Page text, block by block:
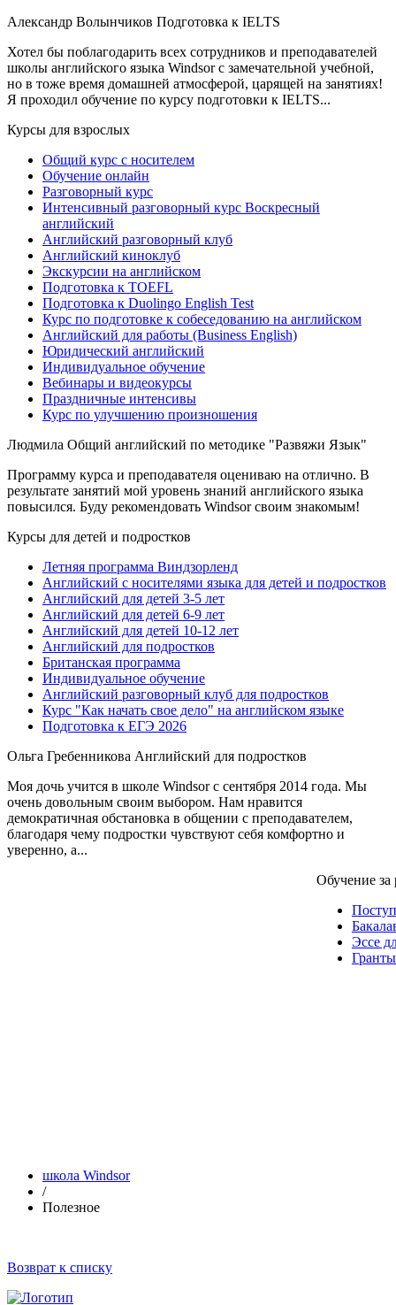
Александр Волынчиков Подготовка к IELTS
Хотел бы поблагодарить всех сотрудников и преподавателей
школы английского языка Windsor с замечательной учебной,
но в тоже время домашней атмосферой, царящей на занятиях!
Я проходил обучение по курсу подготовки к IELTS...
Курсы для взрослых
Общий курс с носителем
Обучение онлайн
Разговорный курс
Интенсивный разговорный курс Воскресный
английский
Английский разговорный клуб
Английский киноклуб
Экскурсии на английском
Подготовка к TOEFL
Подготовка к Duolingo English Test
Курс по подготовке к собеседованию на английском
Английский для работы (Business English)
Юридический английский
Индивидуальное обучение
Вебинары и видеокурсы
Праздничные интенсивы
Курс по улучшению произношения
Людмила Общий английский по методике "Развяжи Язык"
Программу курса и преподавателя оцениваю на отлично. В
результате занятий мой уровень знаний английского языка
повысился. Буду рекомендовать Windsor своим знакомым!
Курсы для детей и подростков
Летняя программа Виндзорленд
Английский с носителями языка для детей и подростков
Английский для детей 3-5 лет
Английский для детей 6-9 лет
Английский для детей 10-12 лет
Английский для подростков
Британская программа
Индивидуальное обучение
Английский разговорный клуб для подростков
Курс "Как начать свое дело" на английском языке
Подготовка к ЕГЭ 2026
Ольга Гребенникова Английский для подростков
Моя дочь учится в школе Windsor с сентября 2014 года. Мы
очень довольным своим выбором. Нам нравится
демократичная обстановка в общении с преподавателем,
благодаря чему подростки чувствуют себя комфортно и
уверенно, а...
Обучение
Эссе
школа Windsor
/
Полезное
Возврат к списку